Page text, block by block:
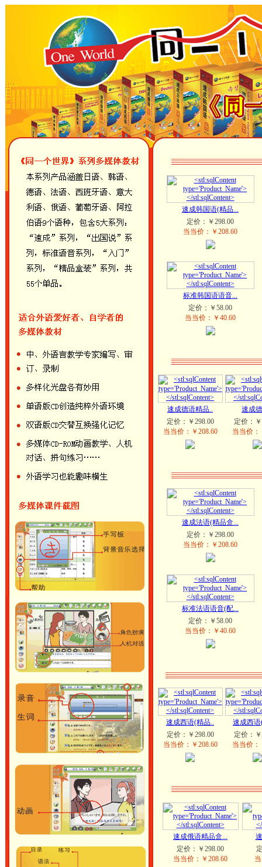
速成韩国语(精品...
定价：￥298.00
当当价：￥208.60
标准韩国语语音...
定价：￥58.00
当当价：￥40.60
速成德语精品..
定价：￥298.00
当当价：￥208.60
速成
定价：
当当价：
速成法语(精品盒...
定价：￥298.00
当当价：￥208.60
标准法语语音(配...
定价：￥58.00
当当价：￥40.60
速成西语(精品..
定价：￥298.00
当当价：￥208.60
速成西语
定价：
当当价：
速成俄语精品盒...
定价：￥298.00
当当价：￥208.60